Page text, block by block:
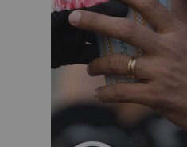
Un progetto per il suo team